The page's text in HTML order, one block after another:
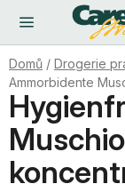
obsah
Domů / Drogerie
Ammorbidente